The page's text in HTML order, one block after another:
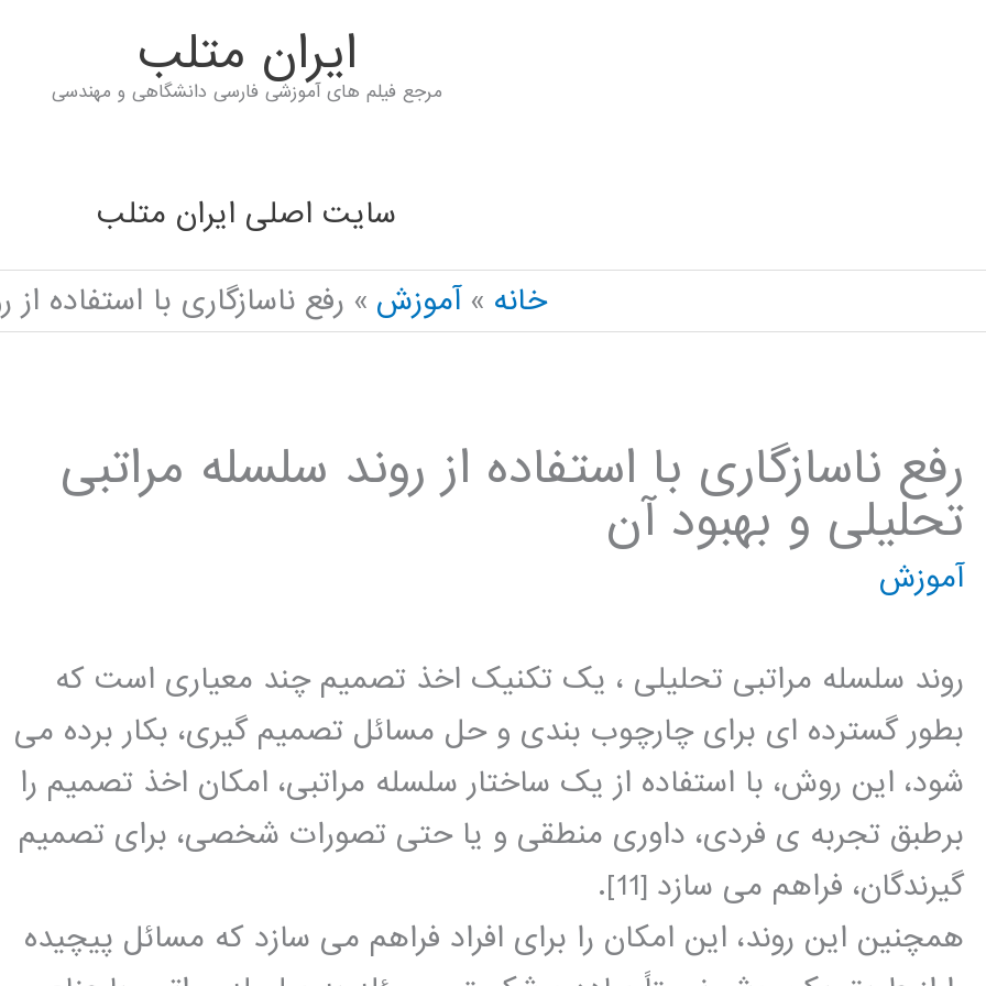
ايران متلب
مرجع فیلم های آموزشی فارسی دانشگاهی و مهندسی
سایت اصلی ایران متلب
خانه
آموزش رفع ناسازگاری با استفاده
رفع ناسازگاری با استفاده از روند سلسله مراتبی
تحلیلی و بهبود آن
آموزش
روند سلسله مراتبی تحلیلی ، یک تکنیک اخذ تصمیم چند معیاری است که
بطور گسترده ای برای چارچوب بندی و حل مسائل تصمیم گیری، بکار برده می
شود، این روش، با استفاده از یک ساختار سلسله مراتبی، امکان اخذ تصمیم را
برطبق تجربه ی فردی، داوری منطقی و یا حتی تصورات شخصی، برای تصمیم
گیرندگان، فراهم می سازد [11].
همچنین این روند، این امکان را برای افراد فراهم می سازد که مسائل پیچیده